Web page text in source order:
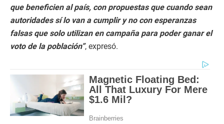
que beneficien al país, con propuestas que cuando sean
autoridades sí lo van a cumplir y no con esperanzas
falsas que solo utilizan en campaña para poder ganar el
voto de la población”, expresó.